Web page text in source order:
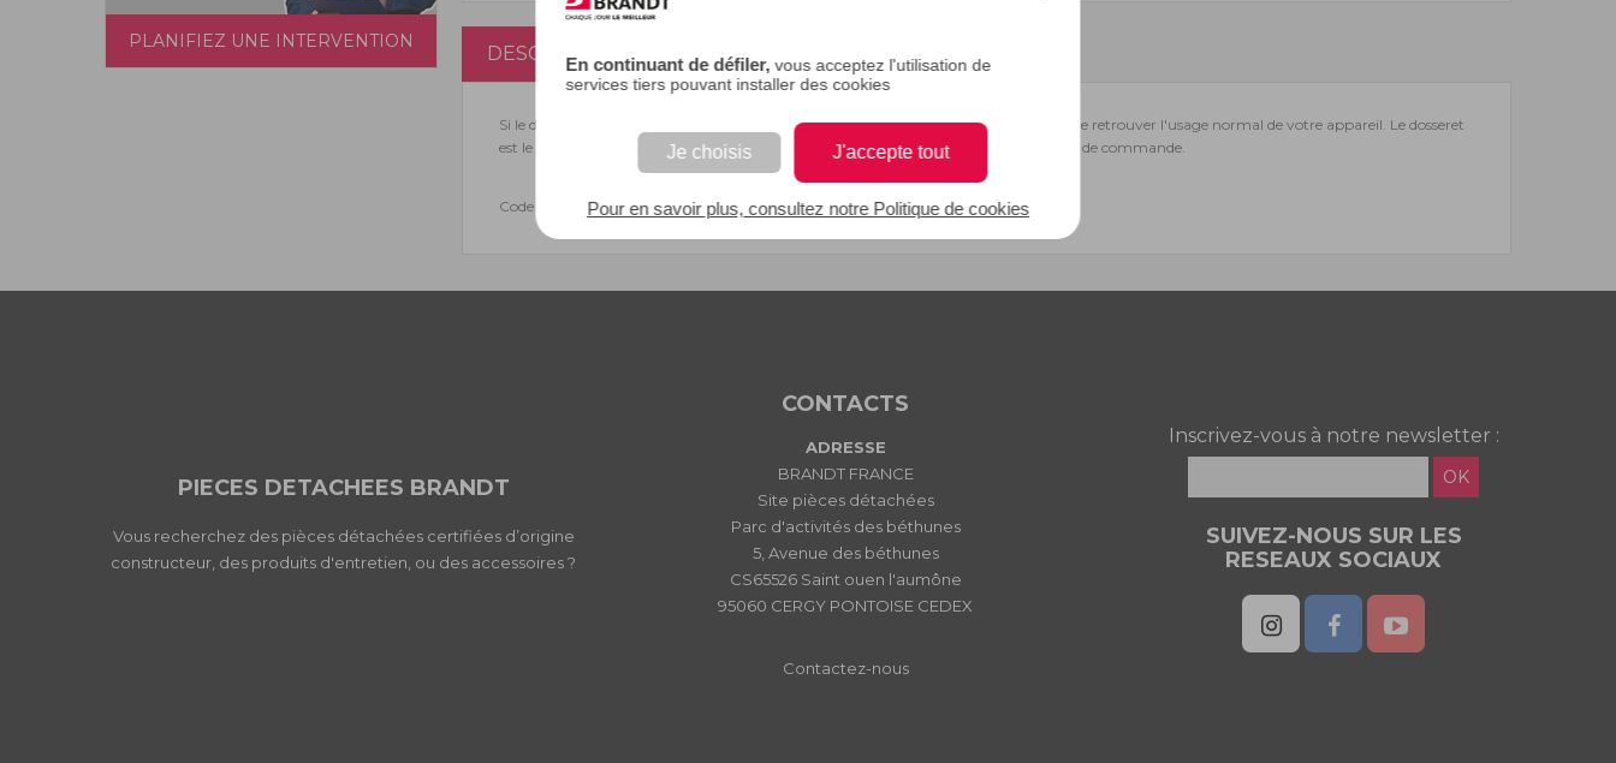
En continuant de défiler, vous acceptez l'utilisation de
services tiers pouvant installer des cookies
Je choisis J'accepte tout
Pour en savoir plus, consultez notre Politique de cookies
PLANIFIEZ UNE INTERVENTION
DESCRIPTION
Si le dosseret de votre sèche-linge est abîmé ou cassé, n'hésitez pas à le changer afin de retrouver l'usage normal de votre appareil. Le dosseret
est le support sur lequel sont disposés les boutons de commande et qui abrite la carte de commande.
Code EAN : 3251430298421
PIECES DETACHEES BRANDT
Vous recherchez des pièces détachées certifiées d’origine
constructeur, des produits d'entretien, ou des accessoires ?
CONTACTS
ADRESSE
BRANDT FRANCE
Site pièces détachées
Parc d'activités des béthunes
5, Avenue des béthunes
CS65526 Saint ouen l'aumône
95060 CERGY PONTOISE CEDEX
Contactez-nous
Inscrivez-vous à notre newsletter :
OK
SUIVEZ-NOUS SUR LES
RESEAUX SOCIAUX